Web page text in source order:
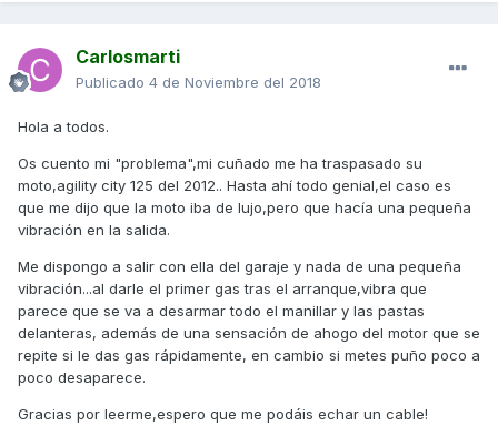
Carlosmarti
Publicado 4 de Noviembre del 2018
Hola a todos.
Os cuento mi "problema",mi cuñado me ha traspasado su
moto,agility city 125 del 2012.. Hasta ahí todo genial,el caso es
que me dijo que la moto iba de lujo,pero que hacía una pequeña
vibración en la salida.
Me dispongo a salir con ella del garaje y nada de una pequeña
vibración...al darle el primer gas tras el arranque,vibra que
parece que se va a desarmar todo el manillar y las pastas
delanteras, además de una sensación de ahogo del motor que se
repite si le das gas rápidamente, en cambio si metes puño poco a
poco desaparece.
Gracias por leerme,espero que me podáis echar un cable!